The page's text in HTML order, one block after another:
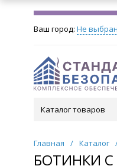
Ваш город: Не
Каталог товаров
Главная / Каталог
БОТИНКИ